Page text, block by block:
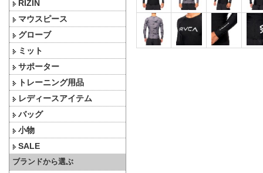
RIZIN
マウスピース
グローブ
ミット
サポーター
トレーニング用品
レディースアイテム
バッグ
小物
SALE
ブランドから選ぶ